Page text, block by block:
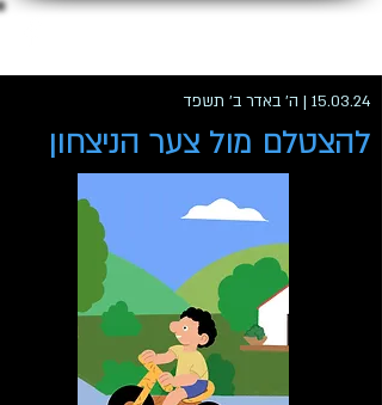
15.03.24 | ה' באדר ב' תשפד
להצטלם מול צער הניצחון